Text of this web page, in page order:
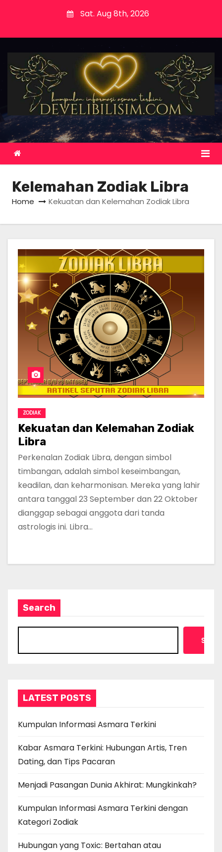
n
e
Sat. Aug 8th, 2026
Kelemahan Zodiak Libra
Home Kekuatan dan Kelemahan Zodiak Libra
ZODIAK
Kekuatan dan Kelemahan Zodiak
Libra
Perkenalan Zodiak Libra, dengan simbol
timbangan, adalah simbol keseimbangan,
keadilan, dan keharmonisan. Mereka yang lahir
antara tanggal 23 September dan 22 Oktober
dianggap sebagai anggota dari tanda
astrologis ini. Libra…
Search
LATEST POSTS
Kumpulan Informasi Asmara Terkini
Kabar Asmara Terkini: Hubungan Artis, Tren
Dating, dan Tips Pacaran
Menjadi Pasangan Dunia Akhirat: Mungkinkah?
Kumpulan Informasi Asmara Terkini dengan
Kategori Zodiak
Hubungan yang Toxic: Bertahan atau